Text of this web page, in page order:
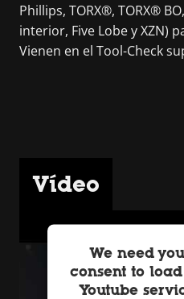
Phillips, TORX®, TORX®
interior, Five Lobe y XZN)
Vienen en el Tool-Check
Vídeo
We need
consent to
Youtube